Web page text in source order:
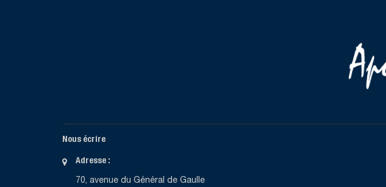
Nous écrire
Adresse :
70, avenue du Général de Gaulle